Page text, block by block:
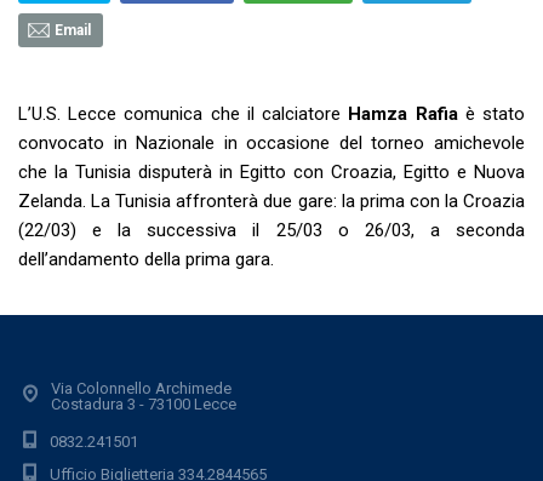
Email
L’U.S. Lecce comunica che il calciatore Hamza Rafiaè stato
convocato in Nazionale in occasione del torneo amichevole
che la Tunisia disputerà in Egitto con Croazia, Egitto e Nuova
Zelanda. La Tunisia affronterà due gare: la prima con la Croazia
(22/03) e la successiva il 25/03 o 26/03, a seconda
dell’andamento della prima gara.
Via Colonnello Archimede
Costadura 3 - 73100 Lecce
0832.241501
Ufficio Biglietteria 334.2844565